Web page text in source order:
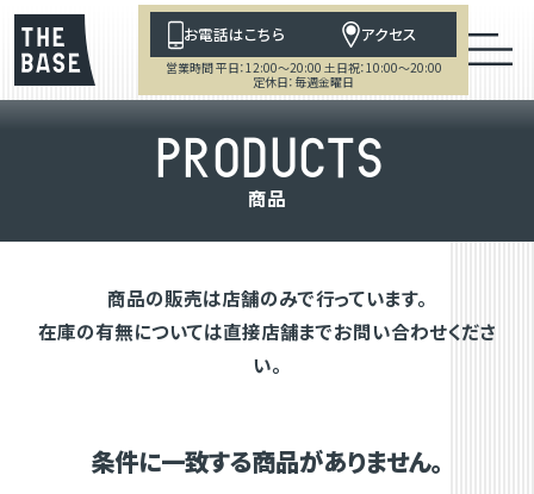
お電話はこちら アクセス
営業時間 平日：12:00～20:00 土日祝：10:00～20:00
定休日：毎週金曜日
PRODUCTS
商品
商品の販売は店舗のみで行っています。
在庫の有無については直接店舗までお問い合わせくださ
い。
条件に一致する商品がありません。